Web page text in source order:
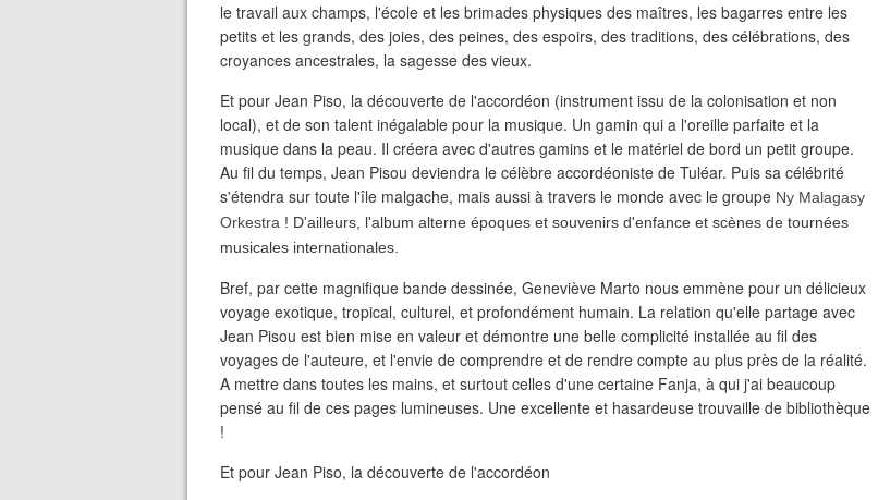
le travail aux champs, l'école et les brimades physiques des maîtres, les bagarres entre les
petits et les grands, des joies, des peines, des espoirs, des traditions, des célébrations, des
croyances ancestrales, la sagesse des vieux.
Et pour Jean Piso, la découverte de l'accordéon (instrument issu de la colonisation et non
local), et de son talent inégalable pour la musique. Un gamin qui a l'oreille parfaite et la
musique dans la peau. Il créera avec d'autres gamins et le matériel de bord un petit groupe.
Au fil du temps, Jean Pisou deviendra le célèbre accordéoniste de Tuléar. Puis sa célébrité
s'étendra sur toute l'île malgache, mais aussi à travers le monde avec le groupe Ny Malagasy
Orkestra ! D'ailleurs, l'album alterne époques et souvenirs d'enfance et scènes de tournées
musicales internationales.
Bref, par cette magnifique bande dessinée, Geneviève Marto nous emmène pour un délicieux
voyage exotique, tropical, culturel, et profondément humain. La relation qu'elle partage avec
Jean Pisou est bien mise en valeur et démontre une belle complicité installée au fil des
voyages de l'auteure, et l'envie de comprendre et de rendre compte au plus près de la réalité.
A mettre dans toutes les mains, et surtout celles d'une certaine Fanja, à qui j'ai beaucoup
pensé au fil de ces pages lumineuses. Une excellente et hasardeuse trouvaille de bibliothèque
!
Et pour Jean Piso, la découverte de l'accordéon